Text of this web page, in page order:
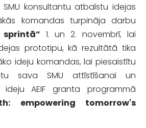
konsultantu atbalstu idejas
komandas turpināja darbu
sprintā” 1. un 2. novembrī, lai
prototipu, kā rezultātā tika
ideju komandas, lai piesaistītu
sava SMU attīstīšanai un
AEIF granta programmā
empowering tomorrow's